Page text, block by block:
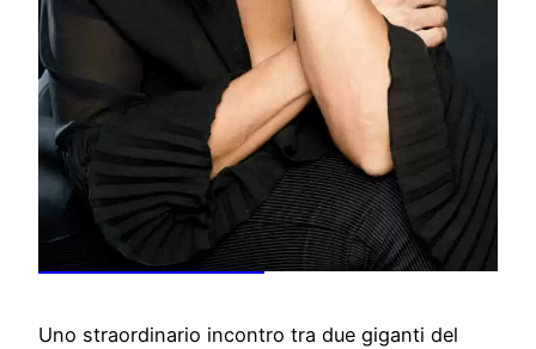
Marilena Paradisi e
Kevin Harris in
concerto!
Uno straordinario incontro tra due giganti del